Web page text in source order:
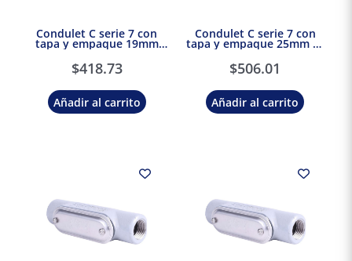
Condulet C serie 7 con
tapa y empaque 19mm
3/4″ Crouse Hinds Eaton
$418.73
Añadir al carrito
Condulet C serie 7 con
tapa y empaque 25mm 1″
Crouse Hinds Eaton
$506.01
Añadir al carrito